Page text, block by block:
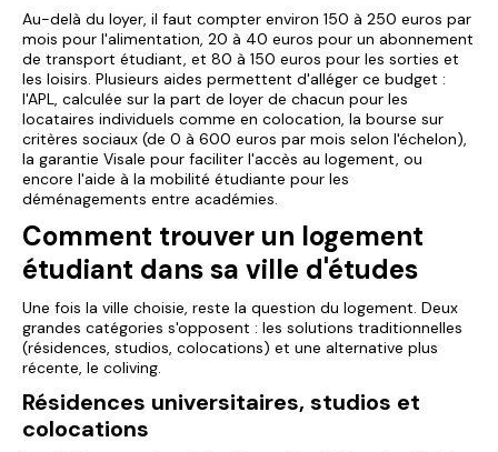
Au-delà du loyer, il faut compter environ 150 à 250 euros par
mois pour l'alimentation, 20 à 40 euros pour un abonnement
de transport étudiant, et 80 à 150 euros pour les sorties et
les loisirs. Plusieurs aides permettent d'alléger ce budget :
l'APL, calculée sur la part de loyer de chacun pour les
locataires individuels comme en colocation, la bourse sur
critères sociaux (de 0 à 600 euros par mois selon l'échelon),
la garantie Visale pour faciliter l'accès au logement, ou
encore l'aide à la mobilité étudiante pour les
déménagements entre académies.
Comment trouver un logement
étudiant dans sa ville d'études
Une fois la ville choisie, reste la question du logement. Deux
grandes catégories s'opposent : les solutions traditionnelles
(résidences, studios, colocations) et une alternative plus
récente, le coliving.
Résidences universitaires, studios et
colocations